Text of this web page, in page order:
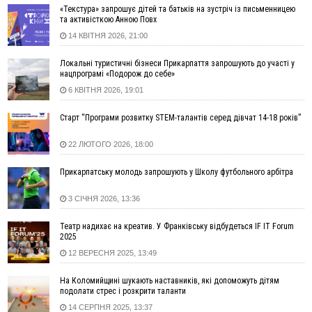
14:59
У Болгарії затримали прикарпатця, який виготовляв
14:47
Стефанішина отримала нову підозру. Їй обирають
запобіжний захід
14:02
«Пілот з Лондона» видурив у жительки Коломийщини
майже 64 тисячі гривень
13:00
На Снятинщині спіймали чоловіка, який зливав з цистерни
у полі невідому речовину
12:29
У МОЗ змінили підхід до госпіталізації та оновили правила
роботи стаціонарів
12:07
На межі Прикарпаття і Тернопільщини невідомі засипали
русло Золотої Липи та облаштували переправу
11:44
У Франківську та Яремче зафіксували нові температурні
рекорди
11:17
Росія вдарила по Харкову "Бандероллю": є постраждалі,
пошкоджено цивільне підприємство
Верховний суд повернув державі 1,5 га лісу із трьома
ставками в Івано-Франківській громаді
«Текстура» запрошує дітей та батьків на зустріч із письменницею
та активісткою Анною Повх
14 КВІТНЯ 2026, 21:00
Локальні туристичні бізнеси Прикарпаття запрошують до участі у
нацпрограмі «Подорож до себе»
6 КВІТНЯ 2026, 19:01
Старт “Програми розвитку STEM-талантів серед дівчат 14-18 років”
22 ЛЮТОГО 2026, 18:00
Прикарпатську молодь запрошують у Школу футбольного арбітра
3 СІЧНЯ 2026, 13:36
Театр надихає на креатив. У Франківську відбудеться IF IT Forum
2025
12 ВЕРЕСНЯ 2025, 13:49
На Коломийщині шукають наставників, які допоможуть дітям
подолати стрес і розкрити таланти
14 СЕРПНЯ 2025, 13:37